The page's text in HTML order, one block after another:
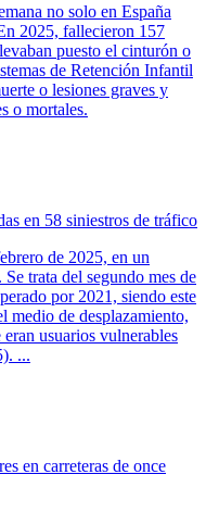
no solo en España
2025, fallecieron 157
puesto el cinturón o
de Retención Infantil
o lesiones graves y
o mortales.
en 58 siniestros de tráfico
de 2025, en un
trata del segundo mes de
por 2021, siendo este
medio de desplazamiento,
usuarios vulnerables
...
en carreteras de once